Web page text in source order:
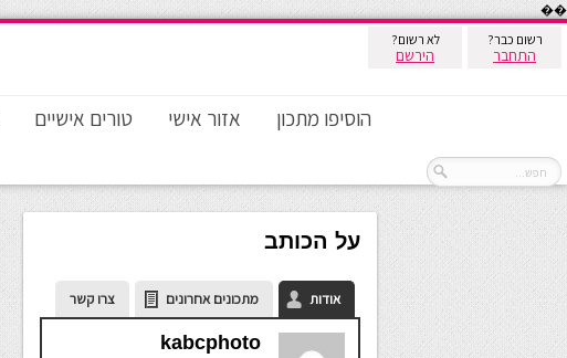
��
רשום כבר?
התחבר
לא רשום?
הירשם
הוסיפו מתכון אזור אישי טורים אישיים
על הכותב
אודות מתכונים אחרונים צרו קשר
kabcphoto